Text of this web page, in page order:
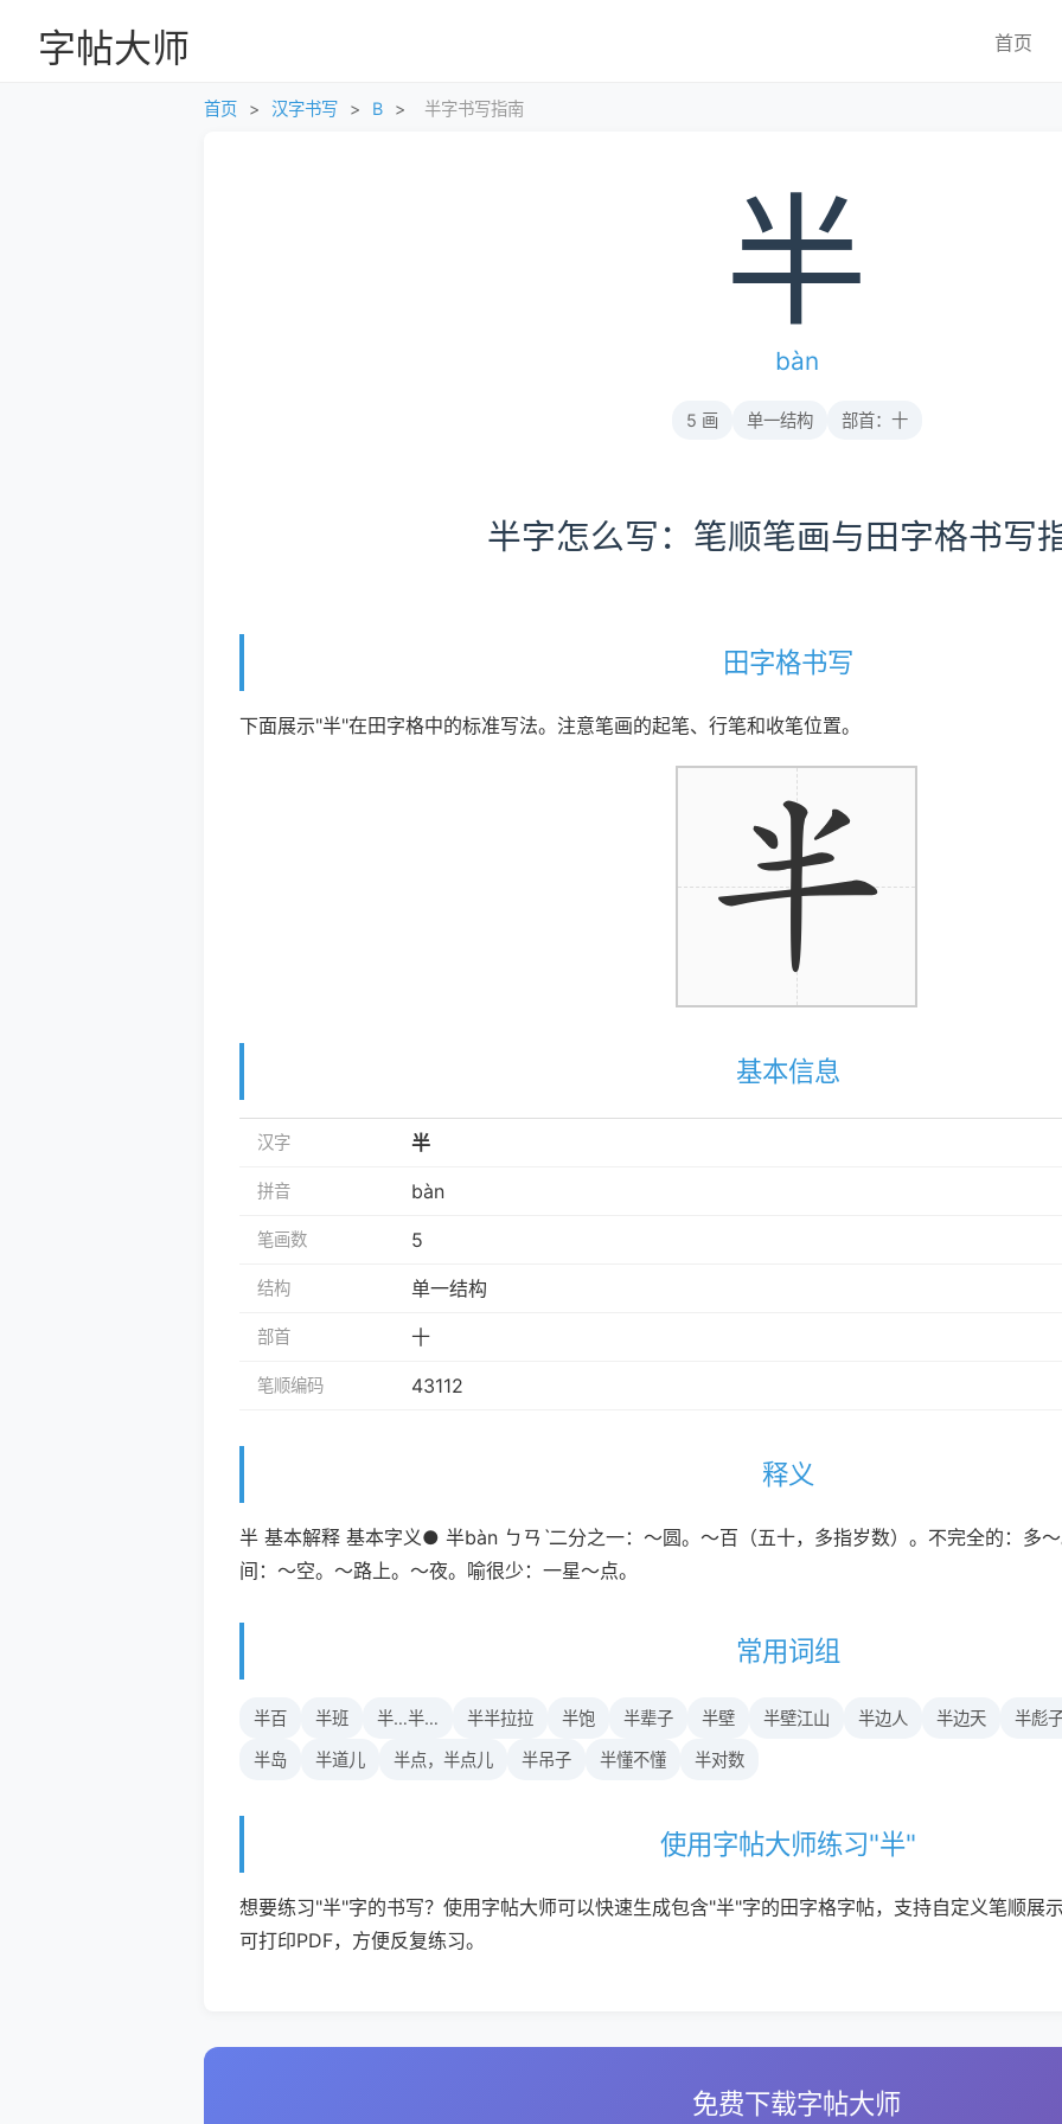
字帖大师 首页
首页 > 汉字书写 > B > 半字书写指南
半
bàn
5 画 单一结构 部首：十
半字怎么写：笔顺笔画与田字格书写
田字格书写
下面展示"半"在田字格中的标准写法。注意笔画的起笔、行笔和收笔位置。
基本信息
汉字 半
拼音 bàn
笔画数 5
结构 单一结构
部首 十
笔顺编码 43112
释义
半 基本解释 基本字义● 半bàn ㄅㄢˋ二分之一：～圆。～百（五十，多指岁数）。不完全的：多
间：～空。～路上。～夜。喻很少：一星～点。
常用词组
半百 半班 半…半… 半半拉拉 半饱 半辈子 半壁 半壁江山 半边人 半边天 半彪
半岛 半道儿 半点，半点儿 半吊子 半懂不懂 半对数
使用字帖大师练习"半"
想要练习"半"字的书写？使用字帖大师可以快速生成包含"半"字的田字格字帖，支持自定义笔顺展
可打印PDF，方便反复练习。
免费下载字帖大师